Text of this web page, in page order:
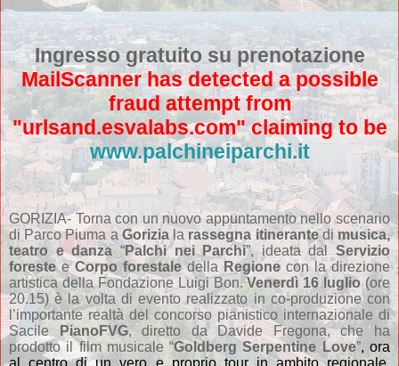
Ingresso gratuito su prenotazione
MailScanner has detected a possible
fraud attempt from
"urlsand.esvalabs.com" claiming to be
www.palchineiparchi.it
GORIZIA- Torna con un nuovo appuntamento nello scenario
di Parco Piuma a Goriziala rassegna itinerantedimusica,
teatro e danza“Palchi nei Parchi”, ideata dalServizio
foresteeCorpo forestaledellaRegionecon la direzione
artistica della Fondazione Luigi Bon.Venerdì 16 luglio(ore
20.15) è la volta di evento realizzato in co-produzione con
l’importante realtà del concorso pianistico internazionale di
Sacile
PianoFVG, diretto da Davide Fregona, che ha
prodotto il film musicale “Goldberg Serpentine Love”, ora
al centro di un vero e proprio tour in ambito regionale,